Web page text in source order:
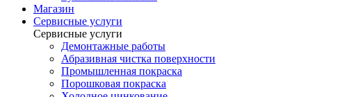
Магазин
Сервисные услуги
Сервисные услуги
Демонтажные работы
Абразивная чистка поверхности
Промышленная покраска
Порошковая покраска